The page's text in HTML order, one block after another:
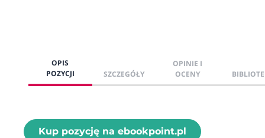
OPIS
POZYCJI
SZCZEGÓŁY
OPINIE I
OCENY
Kup pozycję na ebookpoint.pl